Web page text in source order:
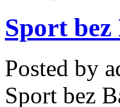
Sport
Posted by
Sport bez